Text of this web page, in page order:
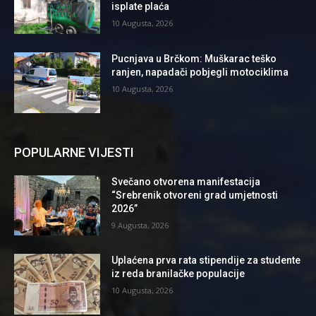
isplate plaća
10 Augusta, 2026
Pucnjava u Brčkom: Muškarac teško
ranjen, napadači pobjegli motociklima
10 Augusta, 2026
POPULARNE VIJESTI
Svečano otvorena manifestacija
“Srebrenik otvoreni grad umjetnosti
2026”
9 Augusta, 2026
Uplaćena prva rata stipendije za studente
iz reda branilačke populacije
10 Augusta, 2026